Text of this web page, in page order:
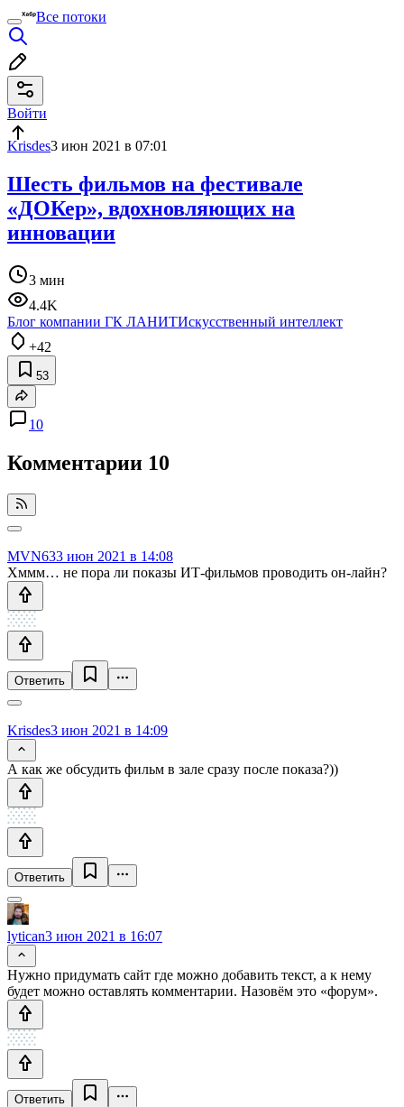
Все потоки
Войти
Krisdes3 июн 2021 в 07:01
Шесть фильмов на фестивале
«ДОКер», вдохновляющих на
инновации
3 мин
4.4K
Блог компании ГК ЛАНИТИскусственный интеллект
+42
53
10
Комментарии 10
MVN633 июн 2021 в 14:08
Хммм… не пора ли показы ИТ-фильмов проводить он-лайн?
Ответить
Krisdes3 июн 2021 в 14:09
А как же обсудить фильм в зале сразу после показа?))
Ответить
lytican3 июн 2021 в 16:07
Нужно придумать сайт где можно добавить текст, а к нему
будет можно оставлять комментарии. Назовём это «форум».
Ответить